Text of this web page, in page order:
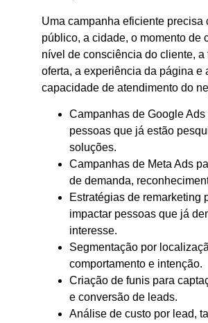
Uma campanha eficiente precisa
público, a cidade, o momento de
nível de consciência do cliente, a
oferta, a experiência da página e
capacidade de atendimento do
Campanhas de Google Ads
pessoas que já estão
soluções.
Campanhas de Meta Ads
de demanda,
Estratégias de remarketing
impactar pessoas que já
interesse.
Segmentação por
comportamento e intenção.
Criação de funis para
e conversão de leads.
Análise de custo por lead,